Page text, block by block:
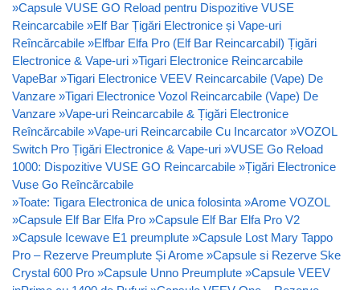
»Capsule VUSE GO Reload pentru Dispozitive VUSE
Reincarcabile »Elf Bar Țigări Electronice și Vape-uri
Reîncărcabile »Elfbar Elfa Pro (Elf Bar Reincarcabil) Țigări
Electronice & Vape-uri »Tigari Electronice Reincarcabile
VapeBar »Tigari Electronice VEEV Reincarcabile (Vape) De
Vanzare »Tigari Electronice Vozol Reincarcabile (Vape) De
Vanzare »Vape-uri Reincarcabile & Țigări Electronice
Reîncărcabile »Vape-uri Reincarcabile Cu Incarcator »VOZOL
Switch Pro Țigări Electronice & Vape-uri »VUSE Go Reload
1000: Dispozitive VUSE GO Reincarcabile »Țigări Electronice
Vuse Go Reîncărcabile
»Toate: Tigara Electronica de unica folosinta »Arome VOZOL
»Capsule Elf Bar Elfa Pro »Capsule Elf Bar Elfa Pro V2
»Capsule Icewave E1 preumplute »Capsule Lost Mary Tappo
Pro – Rezerve Preumplute Și Arome »Capsule si Rezerve Ske
Crystal 600 Pro »Capsule Unno Preumplute »Capsule VEEV